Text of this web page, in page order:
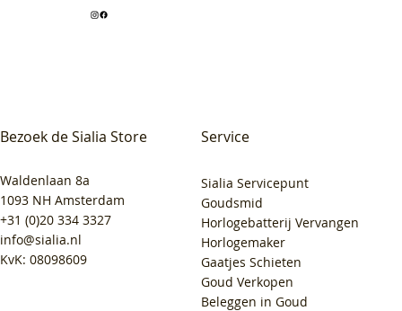
Bezoek de Sialia Store
Waldenlaan 8a
1093 NH Amsterdam
+31 (0)20 334 3327
info@sialia.nl
KvK: 08098609
Service
Sialia Servicepunt
Goudsmid
Horlogebatterij Vervangen
Horlogemaker
Gaatjes Schieten
Goud Verkopen
Beleggen in Goud